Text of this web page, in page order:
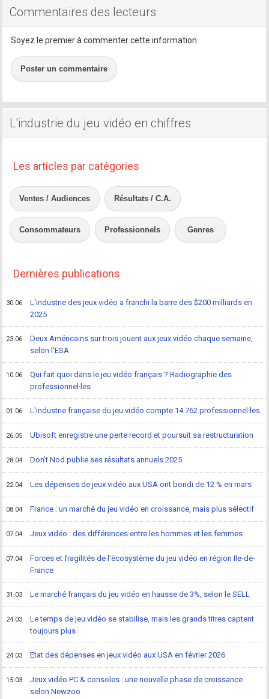
Commentaires des lecteurs
Soyez le premier à commenter cette information.
Poster un commentaire
L'industrie du jeu vidéo en chiffres
Les articles par catégories
Ventes / Audiences Résultats / C.A.
Consommateurs Professionnels Genres
Dernières publications
30.06
L'industrie des jeux vidéo a franchi la barre des $200 milliards en
2025
23.06
Deux Américains sur trois jouent aux jeux vidéo chaque semaine,
selon l'ESA
10.06
Qui fait quoi dans le jeu vidéo français ? Radiographie des
professionnel·les
01.06 L'industrie française du jeu vidéo compte 14 762 professionnel·les
26.05 Ubisoft enregistre une perte record et poursuit sa restructuration
28.04 Don't Nod publie ses résultats annuels 2025
22.04 Les dépenses de jeux vidéo aux USA ont bondi de 12 % en mars
08.04 France : un marché du jeu vidéo en croissance, mais plus sélectif
07.04 Jeux vidéo : des différences entre les hommes et les femmes
07.04
Forces et fragilités de l'écosystème du jeu vidéo en région Ile-de-
France
31.03 Le marché français du jeu vidéo en hausse de 3%, selon le SELL
24.03
Le temps de jeu vidéo se stabilise, mais les grands titres captent
toujours plus
24.03 Etat des dépenses en jeux vidéo aux USA en février 2026
15.03
Jeux vidéo PC & consoles : une nouvelle phase de croissance
selon Newzoo